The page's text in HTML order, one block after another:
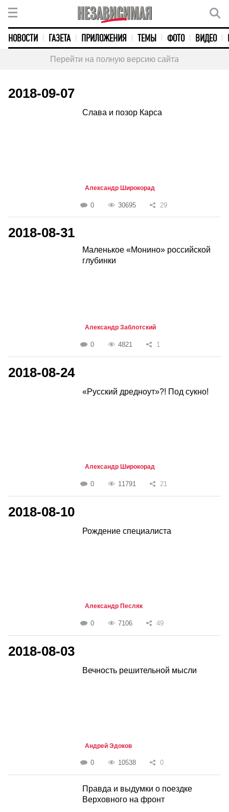
НОВОСТИ ГАЗЕТА ПРИЛОЖЕНИЯ ТЕМЫ ФОТО ВИДЕО
Перейти на полную версию сайта
2018-09-07
Слава и позор Карса
Александр Широкорад
0 30695 29
2018-08-31
Маленькое «Монино» российской
глубинки
Александр Заблотский
0 4821 1
2018-08-24
«Русский дредноут»?! Под сукно!
Александр Широкорад
0 11791 21
2018-08-10
Рождение специалиста
Александр Песляк
0 7106 49
2018-08-03
Вечность решительной мысли
Андрей Эдоков
0 10538 0
Правда и выдумки о поездке
Верховного на фронт